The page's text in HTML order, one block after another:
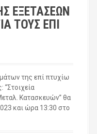
ΕΞΕΤΑΣΕΩΝ
ΤΟΥΣ ΕΠΙ
της επί πτυχίω
“Στοιχεία
Κατασκευών” θα
και ώρα 13:30 στο